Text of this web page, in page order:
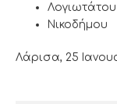
Νικοδήμου
Λάρισα, 25